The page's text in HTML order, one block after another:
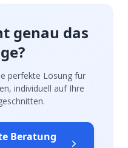
genau das
perfekte Lösung für
individuell auf Ihre
Beratung